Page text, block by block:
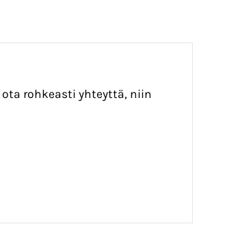
rohkeasti yhteyttä, niin